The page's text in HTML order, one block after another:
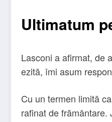
Ultimatum
Lasconi a afirmat, de
ezită, îmi asum
Cu un termen limită
rafinat de